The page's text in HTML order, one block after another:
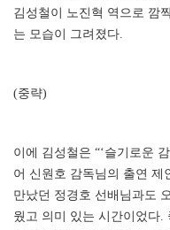
김성철이 노진혁 역으로 깜
는 모습이 그려졌다.
(중략)
이에 김성철은 “‘슬기로운
어 신원호 감독님의 출연 제
만났던 정경호 선배님과도
웠고 의미 있는 시간이었다.